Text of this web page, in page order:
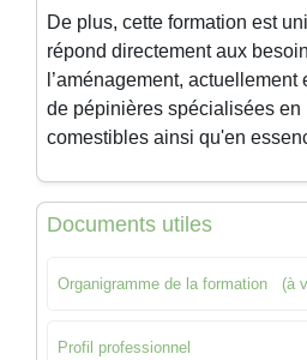
De plus, cette formation est
répond directement aux
l’aménagement,
de pépinières spécialisées en
comestibles ainsi qu'en
Documents utiles
Organigramme de la formation (à
Profil professionnel